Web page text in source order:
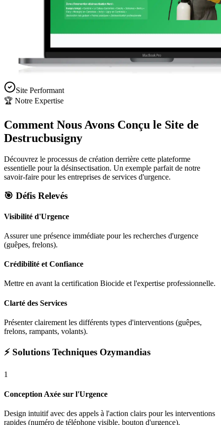
Site Performant
🏆 Notre Expertise
Comment Nous Avons Conçu le Site de
Destrucbusigny
Découvrez le processus de création derrière cette plateforme
essentielle pour la désinsectisation. Un exemple parfait de notre
savoir-faire pour les entreprises de services d'urgence.
🎯 Défis Relevés
Visibilité d'Urgence
Assurer une présence immédiate pour les recherches d'urgence
(guêpes, frelons).
Crédibilité et Confiance
Mettre en avant la certification Biocide et l'expertise professionnelle.
Clarté des Services
Présenter clairement les différents types d'interventions (guêpes,
frelons, rampants, volants).
⚡ Solutions Techniques Ozymandias
1
Conception Axée sur l'Urgence
Design intuitif avec des appels à l'action clairs pour les interventions
rapides (numéro de téléphone visible, bouton d'urgence).